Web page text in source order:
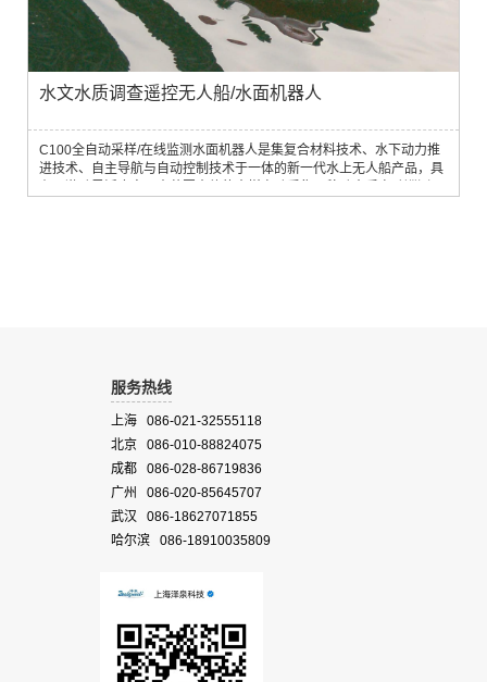
水文水质调查遥控无人船/水面机器人
C100全自动采样/在线监测水面机器人是集复合材料技术、水下动力推
进技术、自主导航与自动控制技术于一体的新一代水上无人船产品，具
服务热线
上海 086-021-32555118
北京 086-010-88824075
成都 086-028-86719836
广州 086-020-85645707
武汉 086-18627071855
哈尔滨 086-18910035809